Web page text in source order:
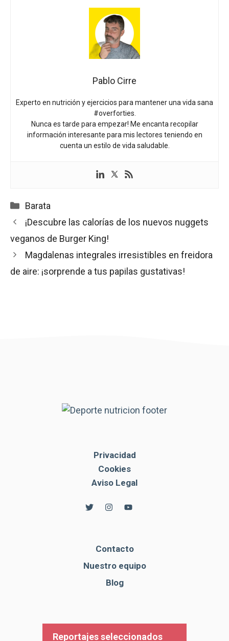
Pablo Cirre
Experto en nutrición y ejercicios para mantener una vida sana
#overforties.
Nunca es tarde para empezar! Me encanta recopilar
información interesante para mis lectores teniendo en
cuenta un estilo de vida saludable.
Categorías
Barata
¡Descubre las calorías de los nuevos nuggets
veganos de Burger King!
Magdalenas integrales irresistibles en freidora
de aire: ¡sorprende a tus papilas gustativas!
Privacidad
Cookies
Aviso Legal
Contacto
Nuestro equipo
Blog
Reportajes seleccionados